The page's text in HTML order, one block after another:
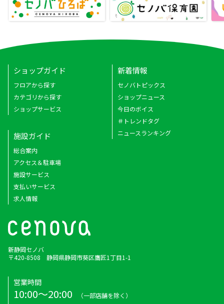
ショップガイド
フロアから探す
カテゴリから探す
ショップサービス
新着情報
セノバトピックス
ショップニュース
今日のボイス
＃トレンドタグ
ニュースランキング
施設ガイド
総合案内
アクセス＆駐車場
施設サービス
支払いサービス
求人情報
新静岡セノバ
〒420-8508 静岡県静岡市葵区鷹匠1丁目1-1
営業時間
10:00～20:00
（一部店舗を除く）